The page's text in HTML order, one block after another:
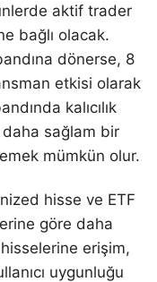
aktif trader
bağlı olacak.
dönerse, 8
etkisi olarak
kalıcılık
daha sağlam bir
mümkün olur.
hisse ve ETF
göre daha
erişim,
uygunluğu